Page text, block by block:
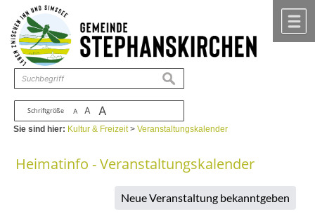
Zum Inhalt ,zur Navigation
Schriftgröße A A A
suchen
Sie sind hier: Kultur & Freizeit>Veranstaltungskalender
Heimatinfo - Veranstaltungskalender